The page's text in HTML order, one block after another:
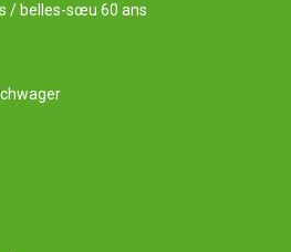
/ belles-sœu 60 ans